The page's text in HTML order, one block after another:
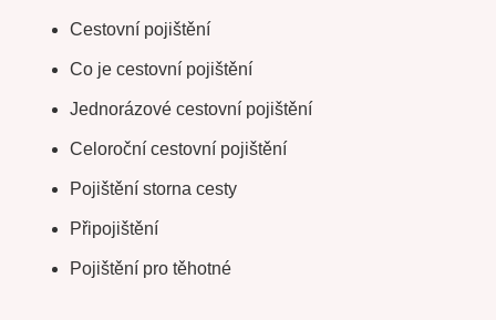
Cestovní pojištění
Co je cestovní pojištění
Jednorázové cestovní pojištění
Celoroční cestovní pojištění
Pojištění storna cesty
Připojištění
Pojištění pro těhotné